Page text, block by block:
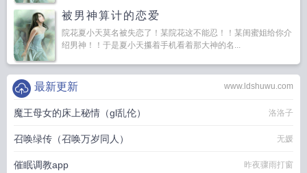
被男神算计的恋爱
院花夏小天莫名被失恋了！某院花这不能忍！！某闺蜜姐给你介
绍男神！！于是夏小天攥着手机看着那大神的名...
www.ldshuwu.com
最新更新
魔王母女的床上秘情（gl乱伦） 洛洛子
召唤绿传（召唤万岁同人） 无媛
催眠调教app 昨夜骤雨打窗